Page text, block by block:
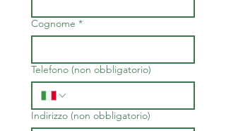
Cognome *
Telefono (non obbligatorio)
Indirizzo (non obbligatorio)